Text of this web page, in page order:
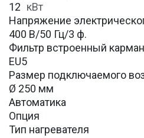
12 кВт
Напряжение
400 В/50 Гц/3 ф.
Фильтр встроенный
EU5
Размер подключаемого
Ø 250 мм
Автоматика
Опция
Тип нагревателя